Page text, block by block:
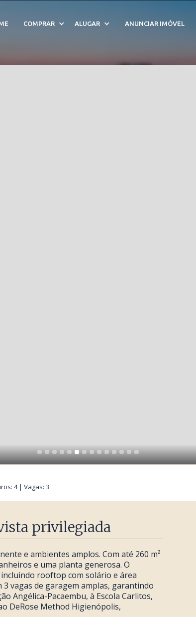
COMPRAR ALUGAR ANUNCIAR IMÓVEL
- Cód.
4 | Vagas: 3
privilegiada
e ambientes amplos. Com até 260 m²
e uma planta generosa. O
rooftop com solário e área
vagas de garagem amplas, garantindo
Angélica-Pacaembu, à Escola Carlitos,
DeRose Method Higienópolis,